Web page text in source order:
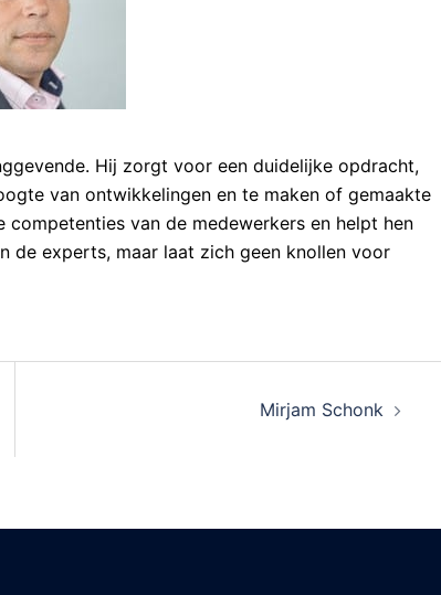
Hij zorgt voor een duidelijke opdracht,
van ontwikkelingen en te maken of gemaakte
competenties van de medewerkers en helpt hen
de experts, maar laat zich geen knollen voor
Mirjam Schonk